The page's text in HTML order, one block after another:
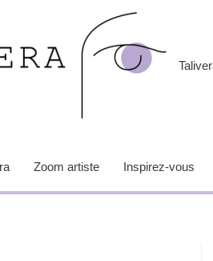
Zoom artiste Inspirez-vous